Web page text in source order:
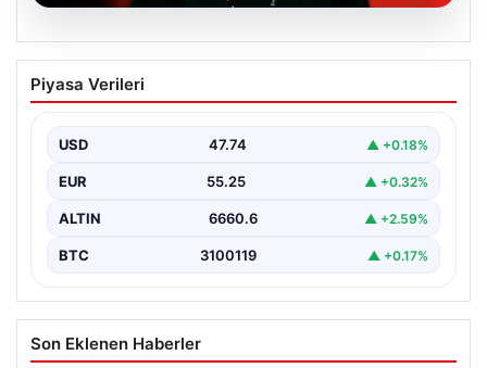
07.08.2026
Manchester United resmen duyurdu!
Altay Bayındır’ın yeni adresi belli oldu
Piyasa Verileri
USD 47.74 ▲ +0.18%
EUR 55.25 ▲ +0.32%
ALTIN 6660.6 ▲ +2.59%
BTC 3100119 ▲ +0.17%
Son Eklenen Haberler